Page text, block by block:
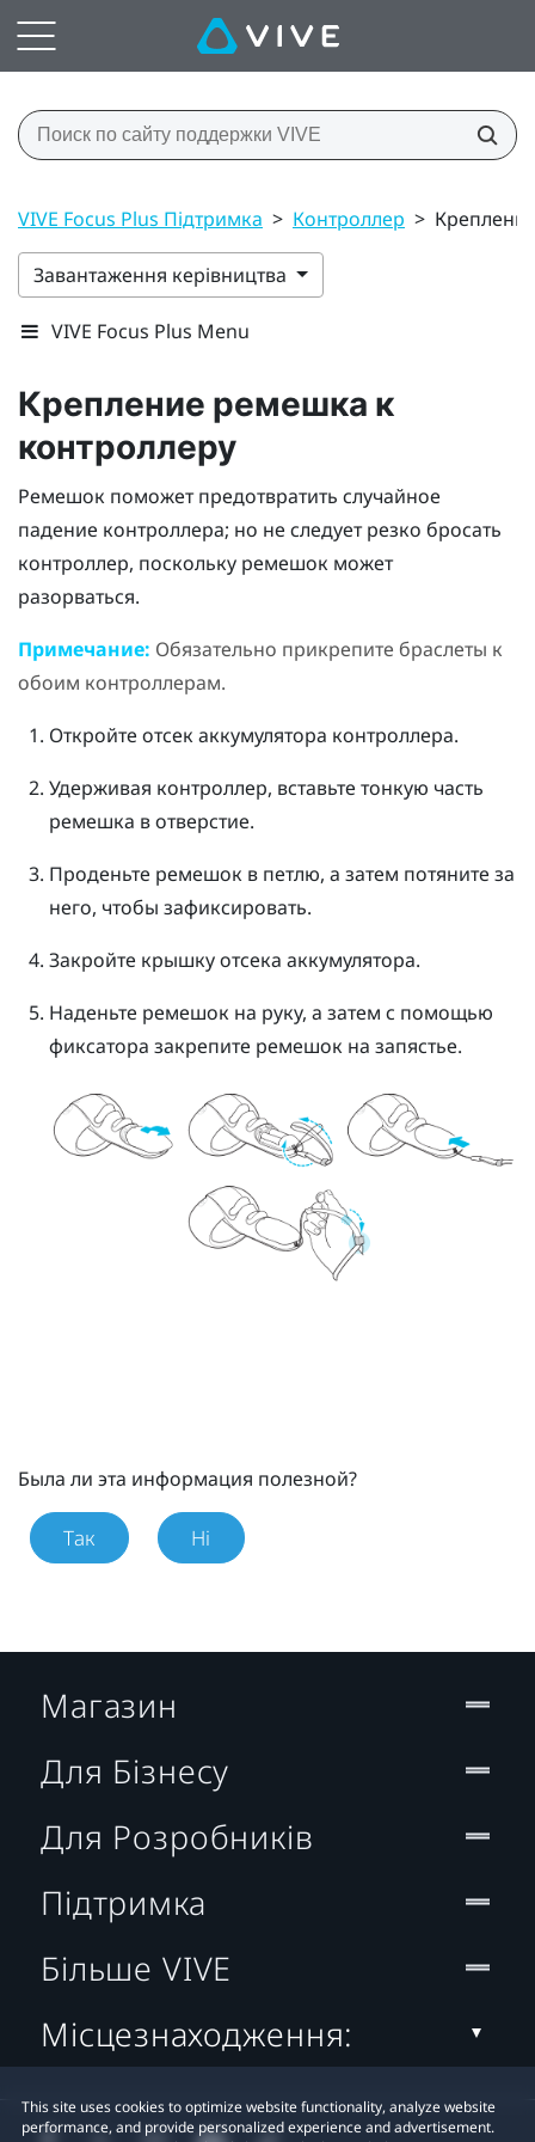
VIVE Focus Plus Підтримка > Контроллер >
Завантаження керівництва
VIVE Focus Plus Menu
Крепление ремешка к
контроллеру
Ремешок поможет предотвратить случайное
падение контроллера; но не следует резко бросать
контроллер, поскольку ремешок может
разорваться.
Примечание: Обязательно прикрепите браслеты к
обоим контроллерам.
Откройте отсек аккумулятора контроллера.
Удерживая контроллер, вставьте тонкую часть
ремешка в отверстие.
Проденьте ремешок в петлю, а затем потяните за
него, чтобы зафиксировать.
Закройте крышку отсека аккумулятора.
Наденьте ремешок на руку, а затем с помощью
фиксатора закрепите ремешок на запястье.
Была ли эта информация полезной?
Так Ні
This site uses cookies to optimize website functionality, analyze website
performance, and provide personalized experience and advertisement.
Магазин
Для Бізнесу
Для Розробників
Підтримка
Більше VIVE
Місцезнаходження: